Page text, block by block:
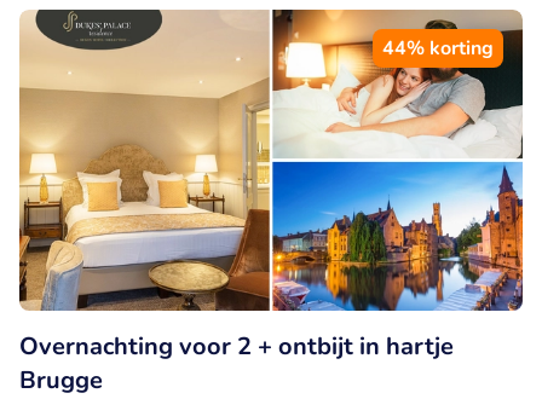
44% korting
Overnachting voor 2 + ontbijt in hartje
Brugge